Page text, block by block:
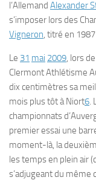
l’Allemand Alexander
s’imposer lors des
Vigneron, titré en
Le 31 mai 2009, lors
Clermont Athlétisme
dix centimètres sa
mois plus tôt à Niort6.
championnats
premier essai une
moment-là, la
les temps en plein air
s’adjugeant du même